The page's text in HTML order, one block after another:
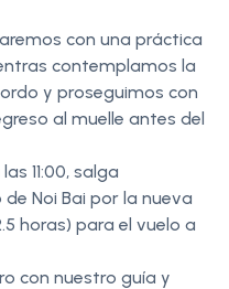
con una práctica
contemplamos la
y proseguimos con
al muelle antes del
11:00, salga
Noi Bai por la nueva
horas) para el vuelo a
con nuestro guía y